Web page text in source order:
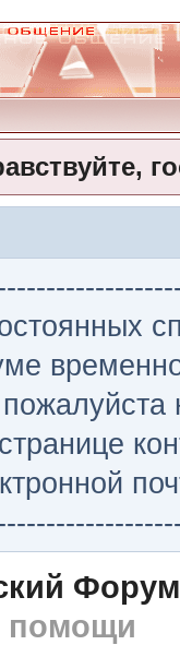
Форум
помощи